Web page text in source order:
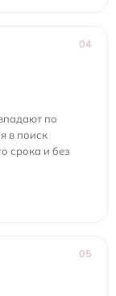
04
по
в поиск
срока и без
05